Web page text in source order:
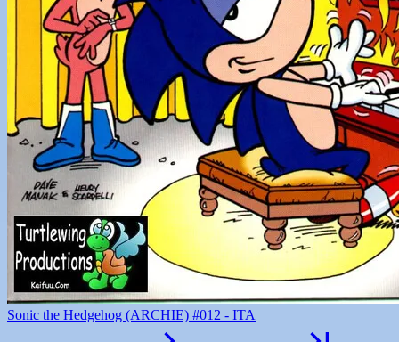
Sonic the Hedgehog (ARCHIE) #012 - ITA